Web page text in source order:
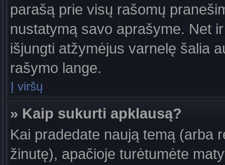
parašą prie visų rašomų
nustatymą savo aprašyme. Net
išjungti atžymėjus varnelę šalia
rašymo lange.
Į viršų
» Kaip sukurti apklausą?
Kai pradedate naują temą (arba
žinutę), apačioje turėtumėte